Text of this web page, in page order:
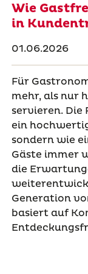
Wie
in
01.06.2026
Für
mehr, als nur
servieren. Die
ein
sondern wie
Gäste immer
die
Generation
basiert auf